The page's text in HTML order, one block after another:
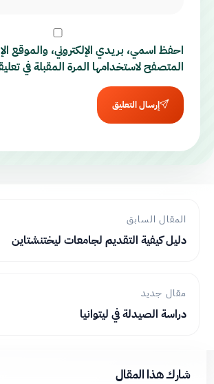
احفظ اسمي، بريدي الإلكتروني، والموقع
المتصفح لاستخدامها المرة المقبلة في
إرسال التعليق
المقال السابق
دليل كيفية التقديم لجامعات ليختنشتاين
مقال جديد
دراسة الصيدلة في ليتوانيا
شارك هذا المقال